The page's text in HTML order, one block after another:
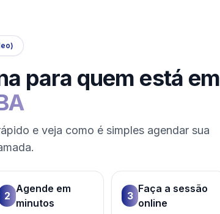
para quem está em
e veja como é simples agendar sua
2
Agende em
minutos
3
Faça a sessão
online